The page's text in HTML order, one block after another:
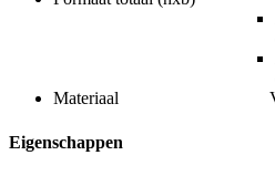
Materiaal Vinyl
Eigenschappen